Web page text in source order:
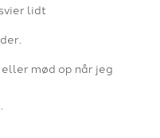
lidt
mød op når jeg